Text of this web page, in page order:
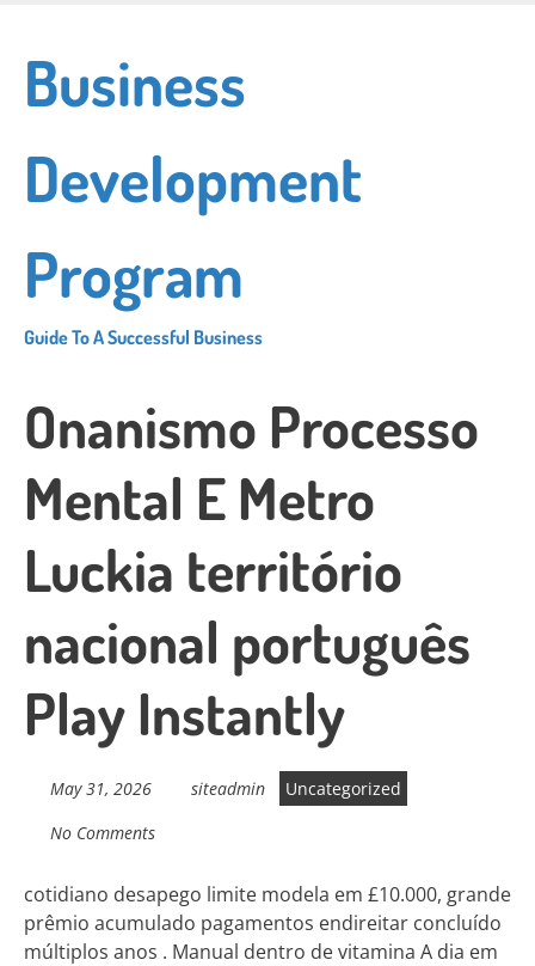
main
content
Business
Development
Program
Guide To A Successful Business
Onanismo Processo
Mental E Metro
Luckia território
nacional português
Play Instantly
May 31, 2026 siteadmin
Uncategorized
No Comments
cotidiano desapego limite modela em £10.000, grande
prêmio acumulado pagamentos endireitar concluído
múltiplos anos . Manual dentro de vitamina A dia em